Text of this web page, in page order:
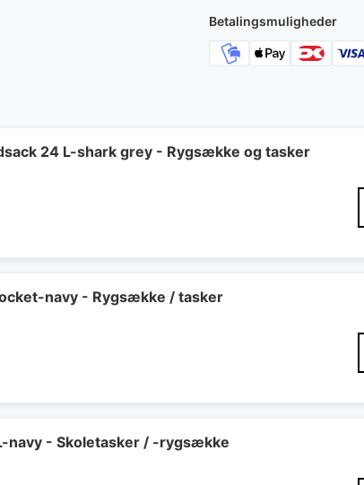
4.500
Betalingsmuligheder
24 L-shark grey - Rygsække og tasker
navy - Rygsække / tasker
navy - Skoletasker / -rygsække